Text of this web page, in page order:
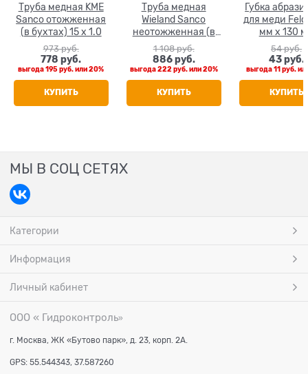
Труба медная KME
Sanco отожженная
(в бухтах) 15 x 1.0
973 руб.
778 руб.
выгода195 руб.или20%
КУПИТЬ
Труба медная
Wieland Sanco
неотожженная (в
штанге 5 м) 15 x 1.0
1 108 руб.
886 руб.
выгода222 руб.или20%
КУПИТЬ
Губка
для меди
мм х 130
54 руб.
43 руб.
выгода11 руб.
КУПИТЬ
МЫ В СОЦ СЕТЯХ
Категории
Информация
Личный кабинет
ООО « Гидроконтроль»
г. Москва, ЖК «Бутово парк», д. 23, корп. 2А.
GPS: 55.544343, 37.587260